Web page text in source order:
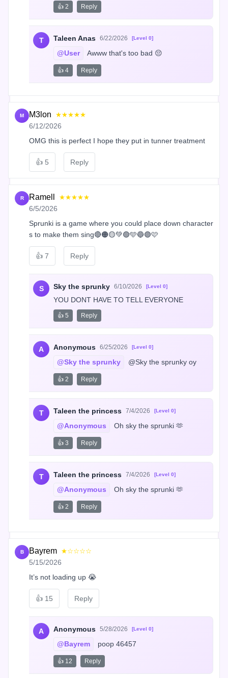
👍 2 Reply
T Taleen Anas 6/22/2026 [Level 0]
@User Awww that's too bad 😔
👍 4 Reply
M M3lon ★★★★★
6/12/2026
OMG this is perfect I hope they put in tunner treatment
👍 5 Reply
R Ramell ★★★★★
6/5/2026
Sprunki is a game where you could place down character
s to make them sing🔴🟠🟡💚🟢🩵🔵🟣🩷
👍 7 Reply
S Sky the sprunky 6/10/2026 [Level 0]
YOU DONT HAVE TO TELL EVERYONE
👍 5 Reply
A Anonymous 6/25/2026 [Level 0]
@Sky the sprunky @Sky the sprunky oy
👍 2 Reply
T Taleen the princess 7/4/2026 [Level 0]
@Anonymous Oh sky the sprunki 🫶
👍 3 Reply
T Taleen the princess 7/4/2026 [Level 0]
@Anonymous Oh sky the sprunki 🫶
👍 2 Reply
B Bayrem ★☆☆☆☆
5/15/2026
It’s not loading up 😭
👍 15 Reply
A Anonymous 5/28/2026 [Level 0]
@Bayrem poop 46457
👍 12 Reply